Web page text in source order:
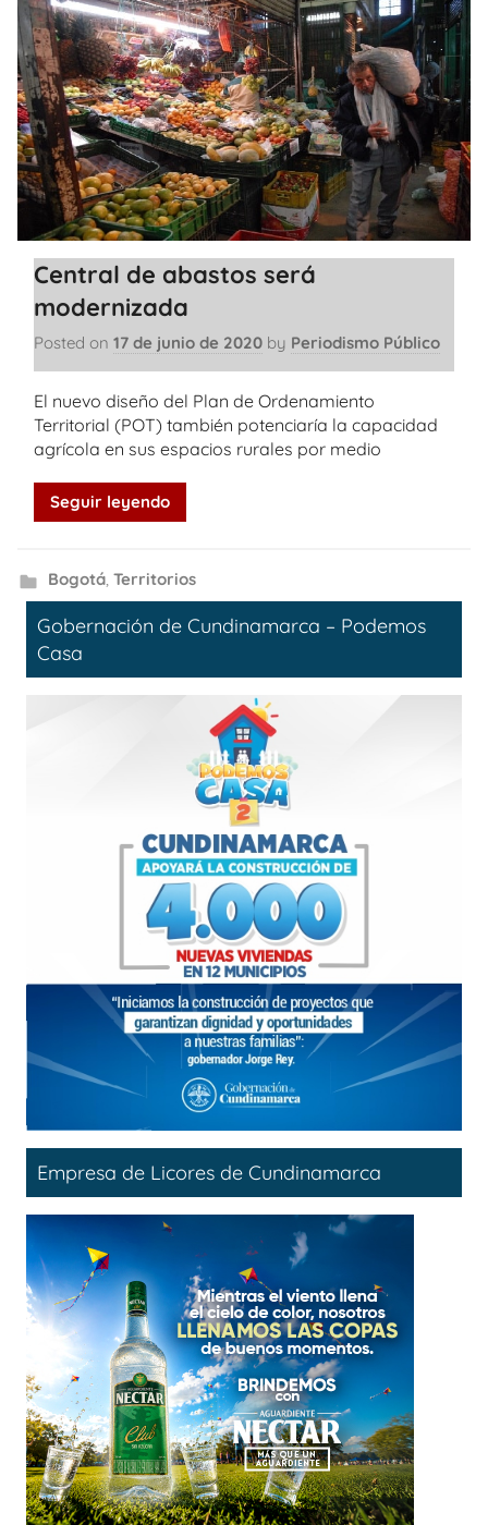
Central de abastos será
modernizada
Posted on 17 de junio de 2020 by Periodismo Público
El nuevo diseño del Plan de Ordenamiento
Territorial (POT) también potenciaría la capacidad
agrícola en sus espacios rurales por medio
Seguir leyendo
Bogotá, Territorios
Gobernación de Cundinamarca – Podemos
Casa
Empresa de Licores de Cundinamarca